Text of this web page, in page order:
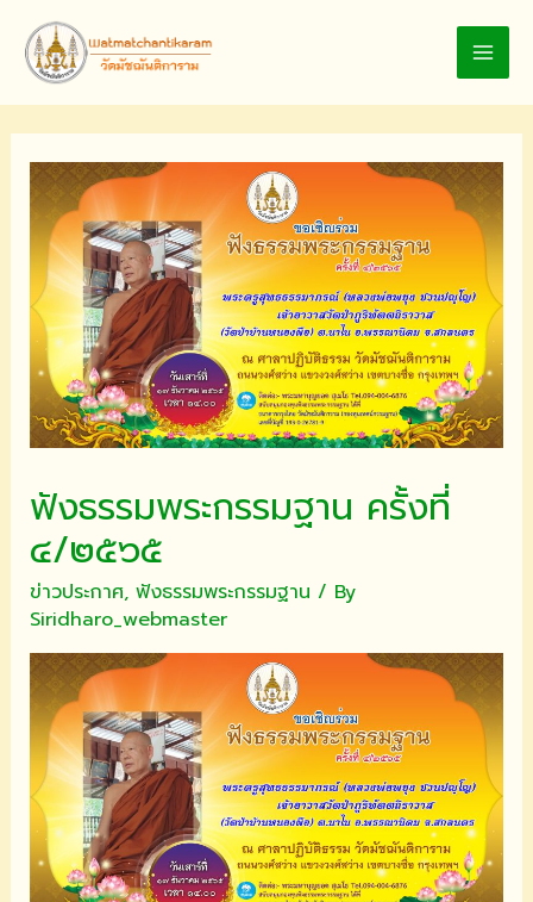
content
ฟังธรรมพระกรรมฐาน ครั้งที่
๔/๒๕๖๕
ข่าวประกาศ, ฟังธรรมพระกรรมฐาน / By
Siridharo_webmaster